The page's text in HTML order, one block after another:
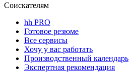
Соискателям
hh PRO
Готовое резюме
Все сервисы
Хочу у вас работать
Производственный календарь
Экспертная рекомендация